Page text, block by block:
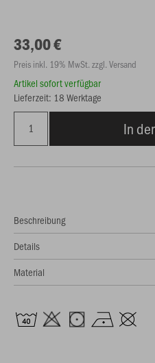
33,00 €
Preis inkl. 19% MwSt. zzgl. Versand
Artikel sofort verfügbar
Lieferzeit: 18 Werktage
In
Beschreibung
Details
Material